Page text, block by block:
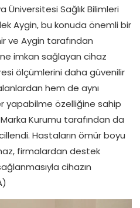
Üniversitesi Sağlık Bilimleri
Aygin, bu konuda önemli bir
ve Aygin tarafından
imkan sağlayan cihaz
ölçümlerini daha güvenilir
hem de aynı
yapabilme özelliğine sahip
Kurumu tarafından da
Hastaların ömür boyu
firmalardan destek
cihazın